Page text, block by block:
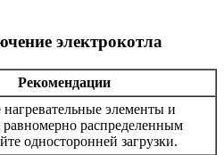
электрокотла
Рекомендации
элементы и
равномерно распределенным
односторонней загрузки.